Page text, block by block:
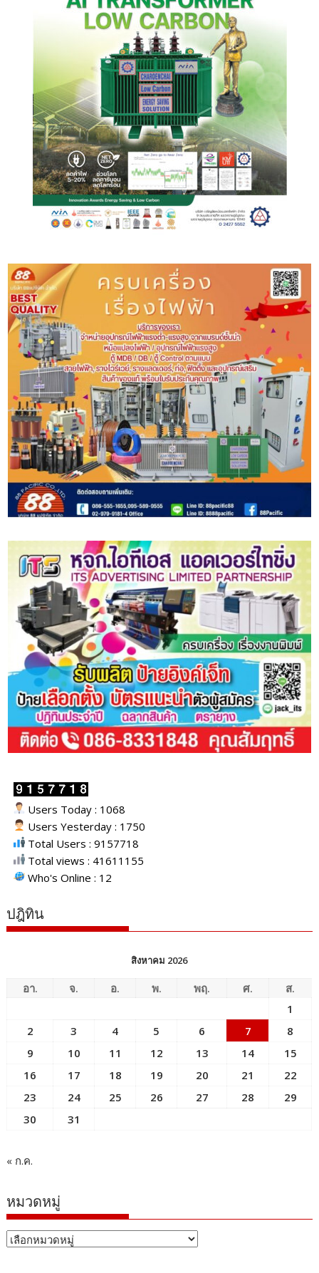
Users Today : 1068
Users Yesterday : 1750
Total Users : 9157718
Total views : 41611155
Who's Online : 12
ปฎิทิน
สิงหาคม 2026
อา. จ. อ. พ. พฤ. ศ.
ส.
1
2
3 4 5 6 7
8
9
10 11 12 13 14
15
16
17 18 19 20 21
22
23
24 25 26 27 28
29
30
31
« ก.ค.
หมวดหมู่
หมวด